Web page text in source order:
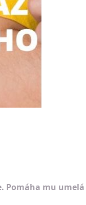
Pomáha mu umelá